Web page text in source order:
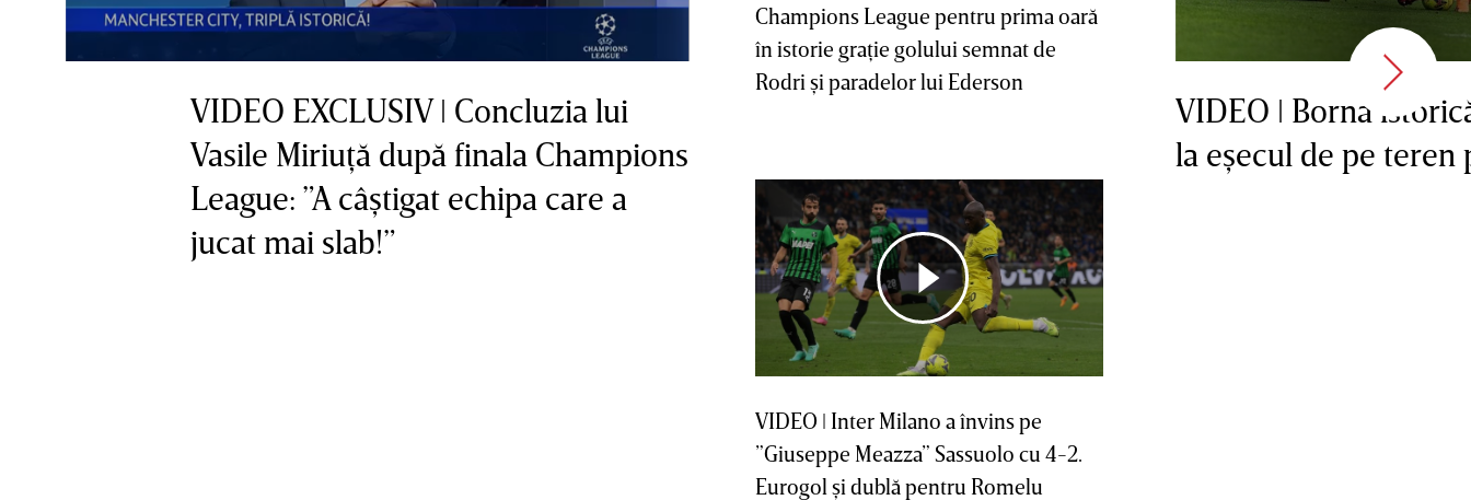
VIDEO EXCLUSIV ǀ Concluzia lui
Vasile Miriuţă după finala Champions
League: ”A câştigat echipa care a
jucat mai slab!”
Champions League pentru prima oară
în istorie graţie golului semnat de
Rodri şi paradelor lui Ederson
VIDEO ǀ Inter Milano a învins pe
”Giuseppe Meazza” Sassuolo cu 4-2.
Eurogol şi dublă pentru Romelu
VIDEO ǀ Bornă
la eşecul de pe